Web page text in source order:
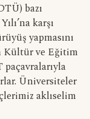
bazı
karşı
yapmasını
Kültür ve Eğitim
paçavralarıyla
Üniversiteler
aklıselim